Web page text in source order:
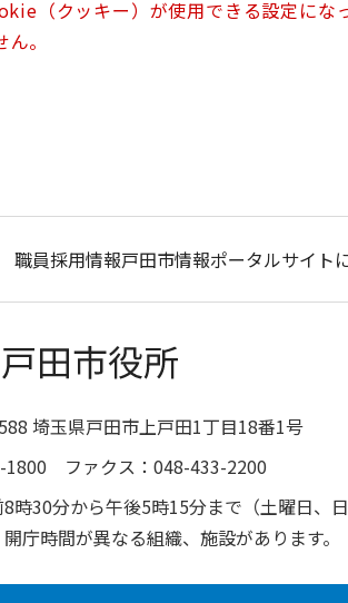
（クッキー）が使用できる設定に
。
職員採用情報戸田市情報ポータルサイト
埼玉県戸田市上戸田1丁目18番1号
1800 ファクス：048-433-2200
時30分から午後5時15分まで（土曜日、
開庁時間が異なる組織、施設があります。